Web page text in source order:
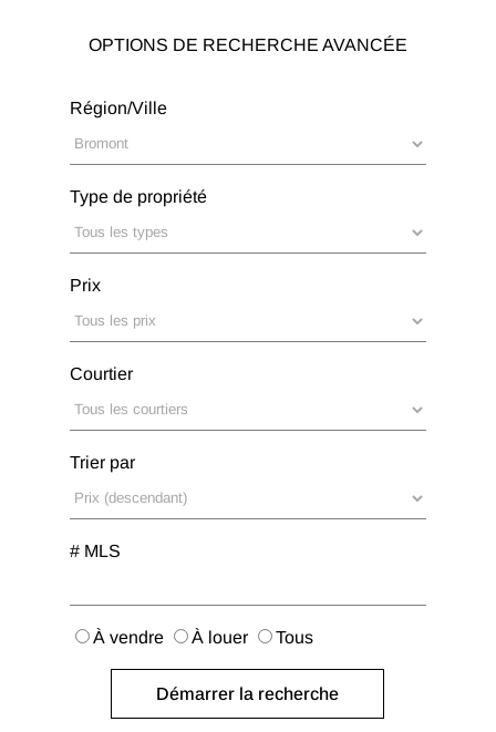
OPTIONS DE RECHERCHE AVANCÉE
Région/Ville
Type de propriété
Prix
Courtier
Trier par
# MLS
À vendre À louer Tous